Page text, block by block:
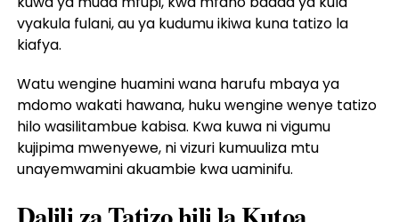
vyakula fulani, au ya kudumu ikiwa kuna tatizo la
kiafya.
Watu wengine huamini wana harufu mbaya ya
mdomo wakati hawana, huku wengine wenye tatizo
hilo wasilitambue kabisa. Kwa kuwa ni vigumu
kujipima mwenyewe, ni vizuri kumuuliza mtu
unayemwamini akuambie kwa uaminifu.